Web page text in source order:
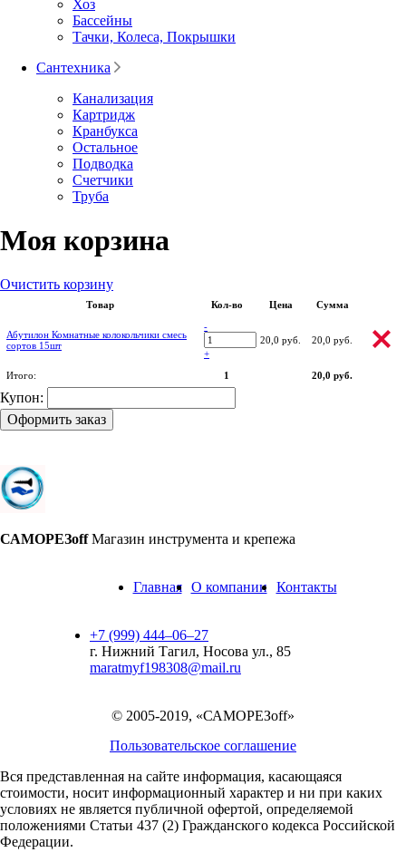
Хоз
Бассейны
Тачки, Колеса, Покрышки
Сантехника
Канализация
Картридж
Кранбукса
Остальное
Подводка
Счетчики
Труба
Моя корзина
Очистить корзину
Товар Кол-во Цена Сумма
Абутилон Комнатные колокольчики смесь
сортов 15шт
-
+
20,0 руб. 20,0 руб.
Итого: 1 20,0 руб.
Купон:
Оформить заказ
САМОРЕЗoff Магазин инструмента и крепежа
Главная О компании Контакты
+7 (999) 444‒06‒27
г. Нижний Тагил, Носова ул., 85
maratmyf198308@mail.ru
© 2005-2019, «САМОРЕЗoff»
Пользовательское соглашение
Вся представленная на сайте информация, касающаяся
стоимости, носит информационный характер и ни при каких
условиях не является публичной офертой, определяемой
положениями Статьи 437 (2) Гражданского кодекса Российской
Федерации.